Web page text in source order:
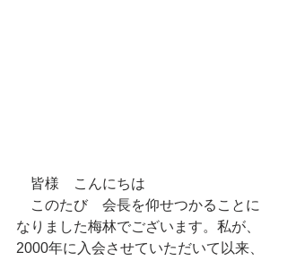
皆様　こんにちは
このたび　会長を仰せつかることに
なりました梅林でございます。私が、
2000年に入会させていただいて以来、